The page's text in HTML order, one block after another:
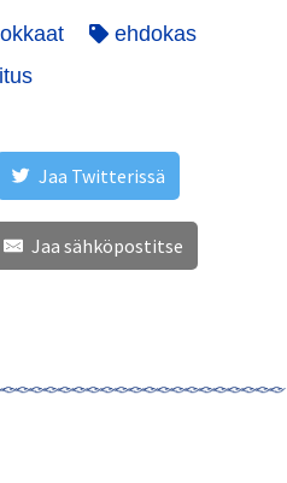
ehdokas
Jaa Twitterissä
Jaa sähköpostitse